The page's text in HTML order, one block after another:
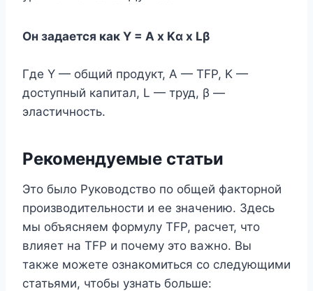
Он задается как Y = A x Kα x Lβ
Где Y — общий продукт, A — TFP, K —
доступный капитал, L — труд, β —
эластичность.
Рекомендуемые статьи
Это было Руководство по общей факторной
производительности и ее значению. Здесь
мы объясняем формулу TFP, расчет, что
влияет на TFP и почему это важно. Вы
также можете ознакомиться со следующими
статьями, чтобы узнать больше: